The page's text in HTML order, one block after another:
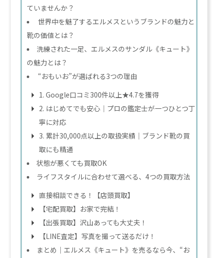
ていませんか？
世界中を魅了するエルメスというブランドの魅力と
靴の価値とは？
洗練された一足、エルメスのサンダル《キュート》
の魅力とは？
“おもいお”が選ばれる3つの理由
1. Google口コミ300件以上★4.7を獲得
2. はじめてでも安心｜プロの鑑定士が一つひとつ丁
寧に対応
3. 累計30,000点以上の取扱実績｜ブランド靴の買
取にも精通
状態が悪くても買取OK
ライフスタイルに合わせて選べる、4つの買取方法
直接相談できる！【店頭買取】
【宅配買取】お家で完結！
【出張買取】沢山あっても大丈夫！
【LINE査定】写真を撮って送るだけ！
まとめ｜エルメス《キュート》を売るなら今、“お